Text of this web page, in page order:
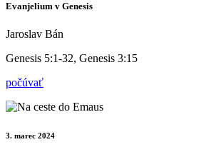
Evanjelium v Genesis
Jaroslav Bán
Genesis 5:1-32, Genesis 3:15
počúvať
3. marec 2024